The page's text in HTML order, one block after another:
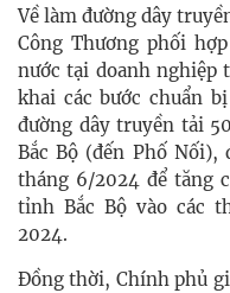
Về làm đường dây
Công Thương phối
nước tại doanh nghiệp
khai các bước chuẩn
đường dây truyền tải
Bắc Bộ (đến Phố
tháng 6/2024 để tăng
tỉnh Bắc Bộ vào các
2024.
Đồng thời, Chính phủ